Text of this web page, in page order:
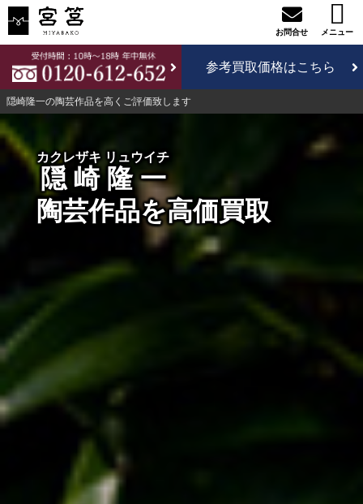
隠崎隆一の陶芸作品を高くご評価致します
参考買取価格はこちら
隠崎隆一
カクレザキ リュウイチ
陶芸作品を高価買取